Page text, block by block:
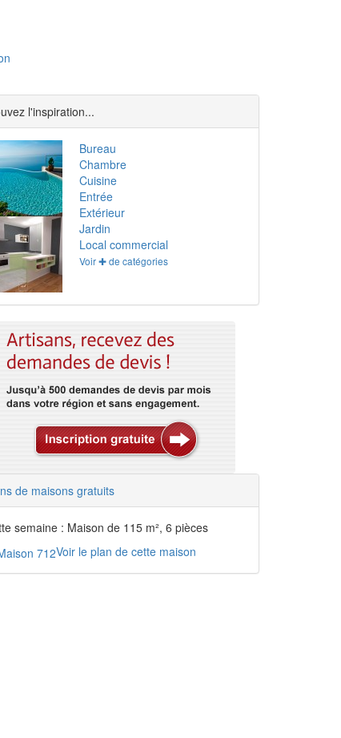
l'inspiration...
Bureau
Chambre
Cuisine
Entrée
Extérieur
Jardin
Local commercial
Voir ✚ de catégories
de maisons gratuits
semaine : Maison de 115 m², 6 pièces
Voir le plan de cette maison